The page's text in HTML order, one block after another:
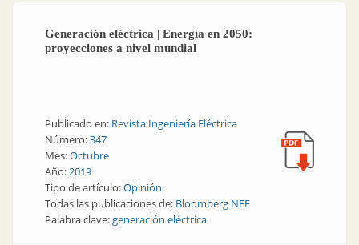
Generación eléctrica | Energía en 2050:
proyecciones a nivel mundial
Publicado en: Revista Ingeniería Eléctrica
Número:347
Mes:Octubre
Año:2019
Tipo de artículo:Opinión
Todas las publicaciones de: Bloomberg NEF
Palabra clave:generación eléctrica